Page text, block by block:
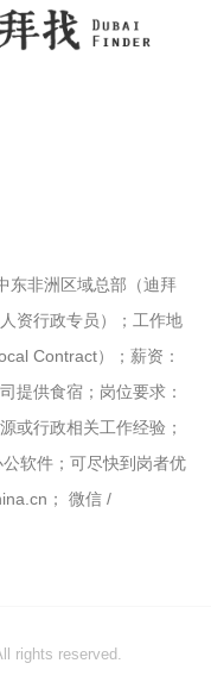
东非洲区域总部（迪拜
资行政专员）；工作地
Contract）；薪资：
提供食宿；岗位要求：
或行政相关工作经验；
软件；可尽快到岗者优
； 微信 /
rights reserved.